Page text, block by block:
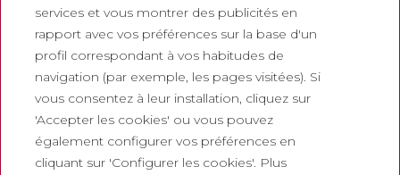
Politique de confidentialité
Politique de cookies
Politique des Réseaux Sociaux
Canal de signalement
Mentions légales
services et vous montrer des publicités en
rapport avec vos préférences sur la base d'un
profil correspondant à vos habitudes de
navigation (par exemple, les pages visitées). Si
vous consentez à leur installation, cliquez sur
'Accepter les cookies' ou vous pouvez
également configurer vos préférences en
cliquant sur 'Configurer les cookies'. Plus